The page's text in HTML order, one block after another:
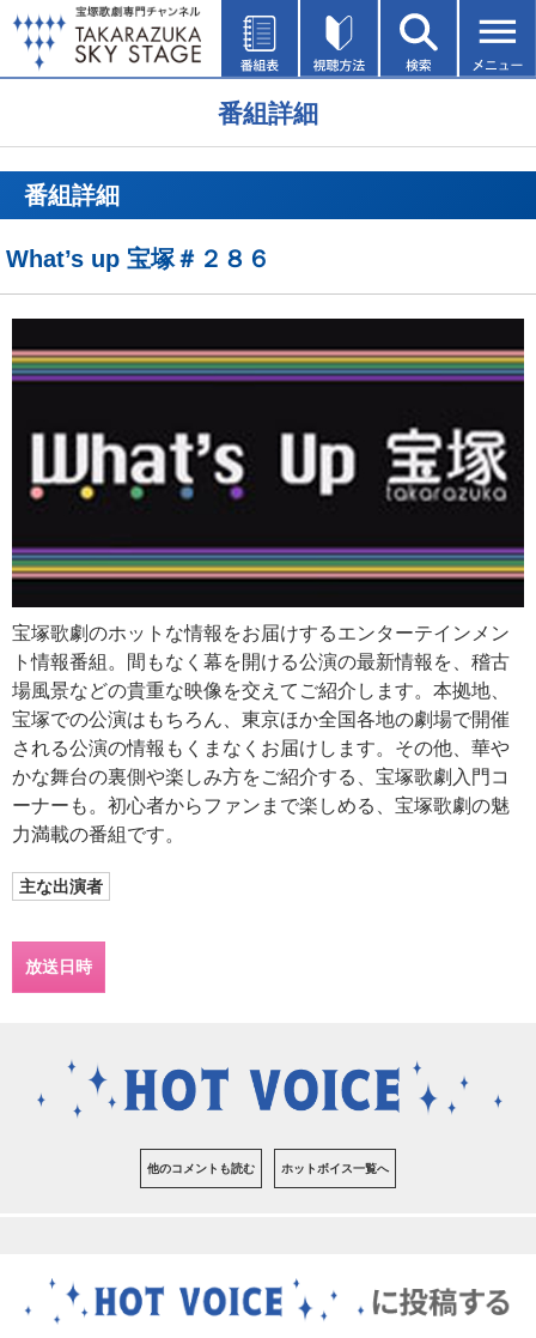
番組詳細
番組詳細
What’s up 宝塚＃２８６
宝塚歌劇のホットな情報をお届けするエンターテインメン
ト情報番組。間もなく幕を開ける公演の最新情報を、稽古
場風景などの貴重な映像を交えてご紹介します。本拠地、
宝塚での公演はもちろん、東京ほか全国各地の劇場で開催
される公演の情報もくまなくお届けします。その他、華や
かな舞台の裏側や楽しみ方をご紹介する、宝塚歌劇入門コ
ーナーも。初心者からファンまで楽しめる、宝塚歌劇の魅
力満載の番組です。
主な出演者
放送日時
他のコメントも読む ホットボイス一覧へ